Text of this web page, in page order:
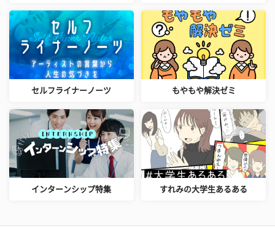
セルフライナーノーツ もやもや解決ゼミ
インターンシップ特集 すれみの大学生あるある